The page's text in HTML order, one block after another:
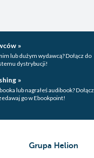
»
lub dużym wydawcą? Dołącz do
dystrybucji!
»
lub nagrałeś audibook? Dołącz
go w Ebookpoint!
Grupa Helion